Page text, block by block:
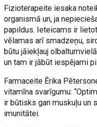
Fizioterapeite iesaka
organismā un, ja
papildus. Ieteicams ir
vēlamas arī smadzeņu,
būtu jāiekļauj
un tam ir jābūt iespējami
Farmaceite Ērika
vitamīna svarīgumu:
ir būtisks gan muskuļu un
imunitātei.